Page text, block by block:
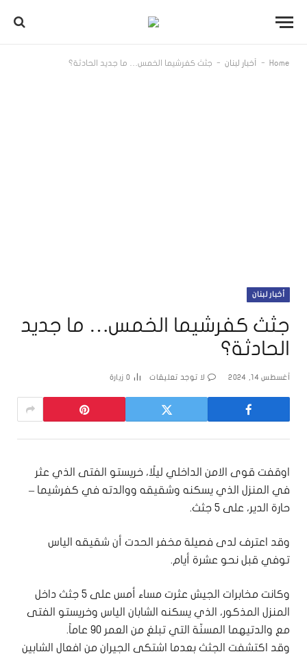
Home
- أخبار لبنان - جثث كفرشيما الخمس… ما جديد الحادثة؟
أخبار لبنان
جثث كفرشيما الخمس… ما جديد
الحادثة؟
أغسطس 14, 2024 لا توجد تعليقات 0 زيارة
اوقفت قوى الامن الداخلي ليلًا، خريستو الفتى الذي عثر
في المنزل الذي يسكنه وشقيقه ووالدته في كفرشيما –
حارة الدير، على 5 جثث.
وقد اعترف لدى فصيلة مخفر الحدت أن شقيقه الياس
توفي قبل نحو عشرة أيام.
وكانت مخابرات الجيش عثرت مساء أمس على 5 جثث داخل
المنزل المذكور، الذي يسكنه الشابان الياس وخريستو الفتى
مع والدتيهما المسنّة التي تبلغ من العمر 90 عاماً.
وقد اكتشفت الجثث بعدما اشتكى الجيران من افعال الشابين